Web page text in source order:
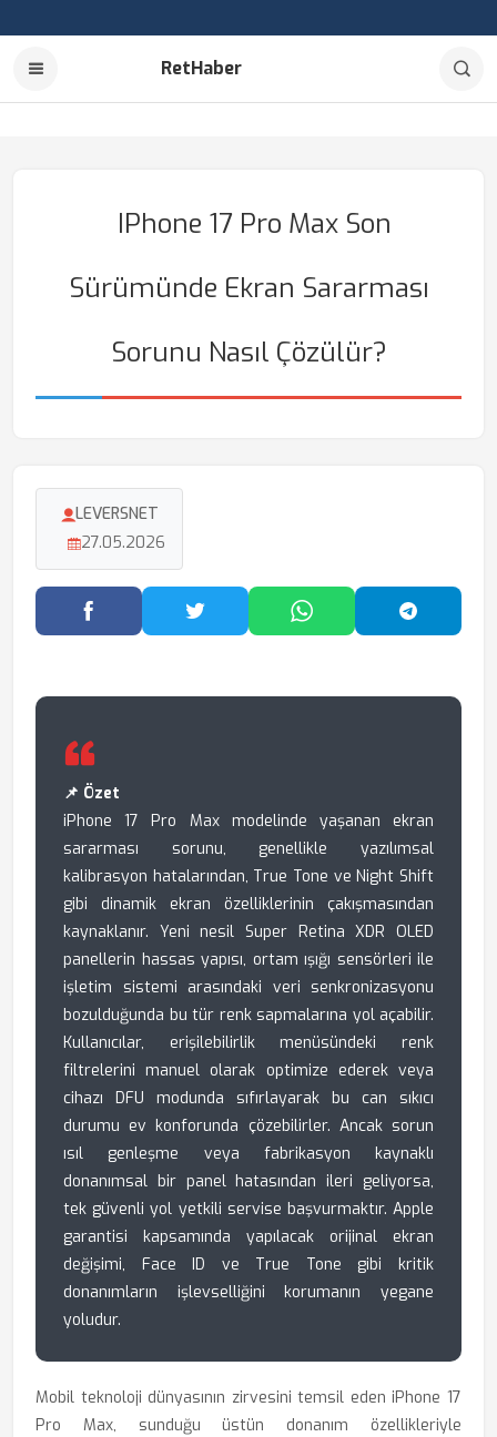
RetHaber
IPhone 17 Pro Max Son
Sürümünde Ekran Sararması
Sorunu Nasıl Çözülür?
LEVERSNET
27.05.2026
Facebook'ta PaylaşTwitter'da PaylaşWhatsApp'ta Paylaş
📌 Özet
iPhone 17 Pro Max modelinde yaşanan ekran
sararması sorunu, genellikle yazılımsal
kalibrasyon hatalarından, True Tone ve Night Shift
gibi dinamik ekran özelliklerinin çakışmasından
kaynaklanır. Yeni nesil Super Retina XDR OLED
panellerin hassas yapısı, ortam ışığı sensörleri ile
işletim sistemi arasındaki veri senkronizasyonu
bozulduğunda bu tür renk sapmalarına yol açabilir.
Kullanıcılar, erişilebilirlik menüsündeki renk
filtrelerini manuel olarak optimize ederek veya
cihazı DFU modunda sıfırlayarak bu can sıkıcı
durumu ev konforunda çözebilirler. Ancak sorun
ısıl genleşme veya fabrikasyon kaynaklı
donanımsal bir panel hatasından ileri geliyorsa,
tek güvenli yol yetkili servise başvurmaktır. Apple
garantisi kapsamında yapılacak orijinal ekran
değişimi, Face ID ve True Tone gibi kritik
donanımların işlevselliğini korumanın yegane
yoludur.
Mobil teknoloji dünyasının zirvesini temsil eden iPhone 17
Pro Max, sunduğu üstün donanım özellikleriyle